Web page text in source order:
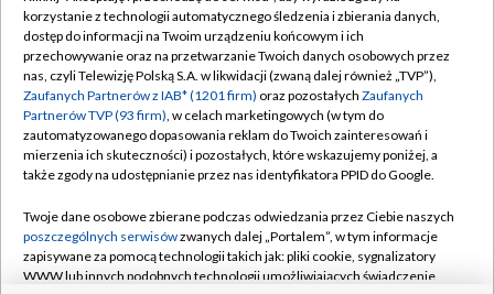
TVP
Abonament TVP
Emisja w TVP
Centrum informacji TVP
Naziemna Telewizja Cyfrowa
Rada Programowa
System NOS
Regulamin TVP
Polityka prywatności
Moje zgody
Pomoc
Kontakt
korzystanie z technologii automatycznego śledzenia i zbierania danych,
dostęp do informacji na Twoim urządzeniu końcowym i ich
przechowywanie oraz na przetwarzanie Twoich danych osobowych przez
nas, czyli Telewizję Polską S.A. w likwidacji (zwaną dalej również „TVP”),
Zaufanych Partnerów z IAB* (1201 firm) oraz pozostałych Zaufanych
Partnerów TVP (93 firm), w celach marketingowych (w tym do
zautomatyzowanego dopasowania reklam do Twoich zainteresowań i
mierzenia ich skuteczności) i pozostałych, które wskazujemy poniżej, a
także zgody na udostępnianie przez nas identyfikatora PPID do Google.
Twoje dane osobowe zbierane podczas odwiedzania przez Ciebie naszych
poszczególnych serwisówzwanych dalej „Portalem”, w tym informacje
zapisywane za pomocą technologii takich jak: pliki cookie, sygnalizatory
WWW lub innych podobnych technologii umożliwiających świadczenie